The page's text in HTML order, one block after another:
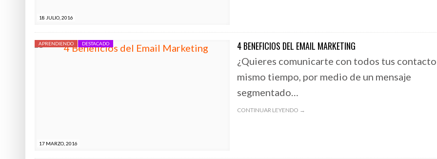
18 JULIO, 2016
17 MARZO, 2016
APRENDIENDO DESTACADO 4 BENEFICIOS DEL EMAIL MARKETING
¿Quieres comunicarte con todos tus
mismo tiempo, por medio de un mensaje
segmentado…
CONTINUAR LEYENDO →